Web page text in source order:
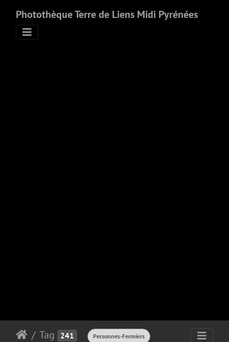
Photothèque Terre de Liens Midi Pyrénées
Tag 241 Personnes-Fermiers